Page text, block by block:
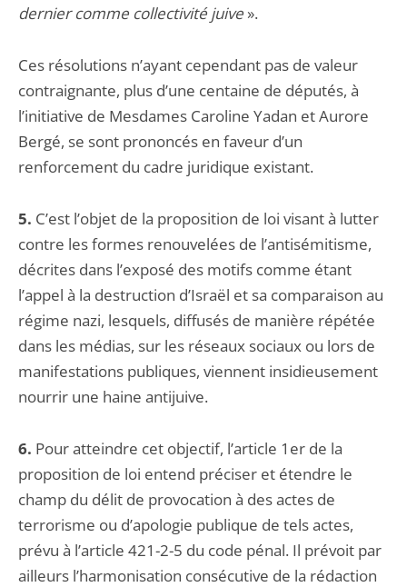
dernier comme collectivité juive ».
Ces résolutions n’ayant cependant pas de valeur
contraignante, plus d’une centaine de députés, à
l’initiative de Mesdames Caroline Yadan et Aurore
Bergé, se sont prononcés en faveur d’un
renforcement du cadre juridique existant.
5. C’est l’objet de la proposition de loi visant à lutter
contre les formes renouvelées de l’antisémitisme,
décrites dans l’exposé des motifs comme étant
l’appel à la destruction d’Israël et sa comparaison au
régime nazi, lesquels, diffusés de manière répétée
dans les médias, sur les réseaux sociaux ou lors de
manifestations publiques, viennent insidieusement
nourrir une haine antijuive.
6. Pour atteindre cet objectif, l’article 1er de la
proposition de loi entend préciser et étendre le
champ du délit de provocation à des actes de
terrorisme ou d’apologie publique de tels actes,
prévu à l’article 421-2-5 du code pénal. Il prévoit par
ailleurs l’harmonisation consécutive de la rédaction